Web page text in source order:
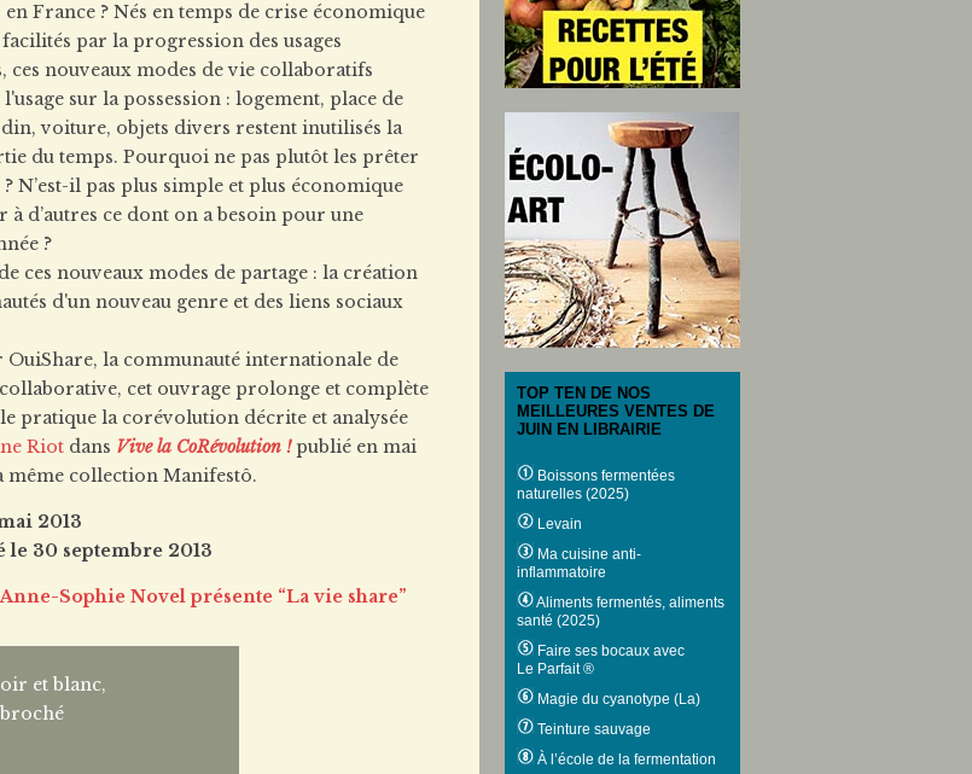
en France ? Nés en temps de crise économique
facilités par la progression des usages
ces nouveaux modes de vie collaboratifs
sur la possession : logement, place de
voiture, objets divers restent inutilisés la
du temps. Pourquoi ne pas plutôt les prêter
N’est-il pas plus simple et plus économique
à d’autres ce dont on a besoin pour une
?
ces nouveaux modes de partage : la création
d'un nouveau genre et des liens sociaux
OuiShare, la communauté internationale de
cet ouvrage prolonge et complète
pratique la corévolution décrite et analysée
Riot dans Vive la CoRévolution !publié en mai
même collection Manifestô.
2013
30 septembre 2013
Anne-Sophie Novel présente “La vie share”
et blanc,
broché
TOP TEN DE NOS
MEILLEURES VENTES DE
JUIN EN LIBRAIRIE
Boissons fermentées
naturelles (2025)
Levain
Ma cuisine anti-
inflammatoire
Aliments fermentés, aliments
santé (2025)
Faire ses bocaux avec
Le Parfait ®
Magie du cyanotype (La)
Teinture sauvage
À l’école de la fermentation